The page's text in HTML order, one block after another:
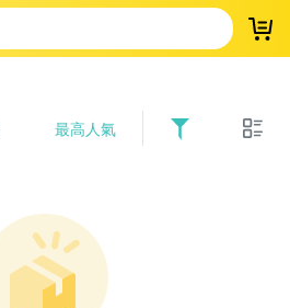
登
最高人氣